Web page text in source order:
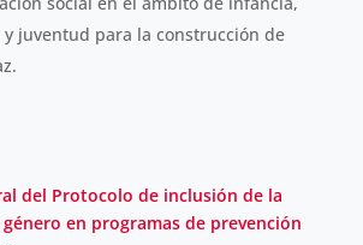
y juventud para la construcción de
del Protocolo de inclusión de la
en programas de prevención